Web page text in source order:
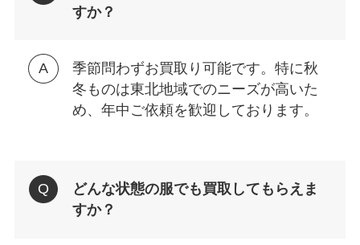
すか？
季節問わずお買取り可能です。特に秋
冬ものは東北地域でのニーズが高いた
め、年中ご依頼を歓迎しております。
どんな状態の服でも買取してもらえま
すか？